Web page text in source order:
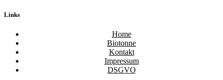
Links
Home
Biotonne
Kontakt
Impressum
DSGVO